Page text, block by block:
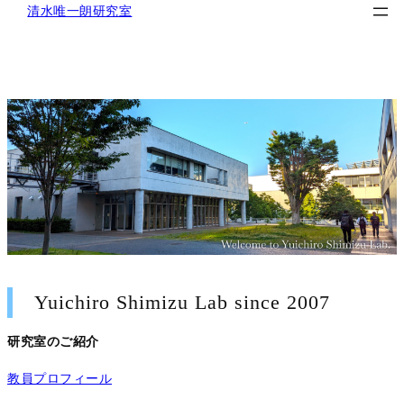
内
容
を
ス
キ
ッ
プ
清水唯一朗研究室
Yuichiro Shimizu Lab since 2007
研究室のご紹介
教員プロフィール